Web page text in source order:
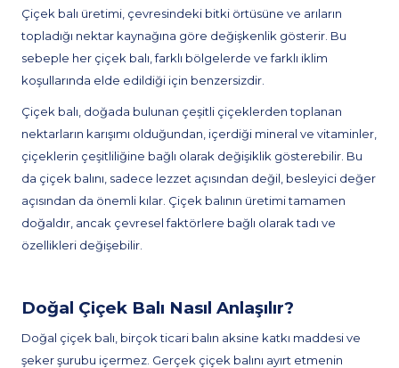
Çiçek balı üretimi, çevresindeki bitki örtüsüne ve arıların
topladığı nektar kaynağına göre değişkenlik gösterir. Bu
sebeple her çiçek balı, farklı bölgelerde ve farklı iklim
koşullarında elde edildiği için benzersizdir.
Çiçek balı, doğada bulunan çeşitli çiçeklerden toplanan
nektarların karışımı olduğundan, içerdiği mineral ve vitaminler,
çiçeklerin çeşitliliğine bağlı olarak değişiklik gösterebilir. Bu
da çiçek balını, sadece lezzet açısından değil, besleyici değer
açısından da önemli kılar. Çiçek balının üretimi tamamen
doğaldır, ancak çevresel faktörlere bağlı olarak tadı ve
özellikleri değişebilir.
Doğal Çiçek Balı Nasıl Anlaşılır?
Doğal çiçek balı, birçok ticari balın aksine katkı maddesi ve
şeker şurubu içermez. Gerçek çiçek balını ayırt etmenin